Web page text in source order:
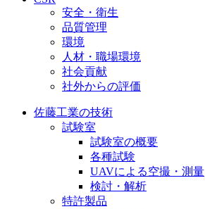
安全・衛生
品質管理
環境
人材・職場環境
社会貢献
社外からの評価
佐藤工業の技術
試験室
試験室の概要
各種試験
UAVによる空撮・測量
検討・解析
特許製品